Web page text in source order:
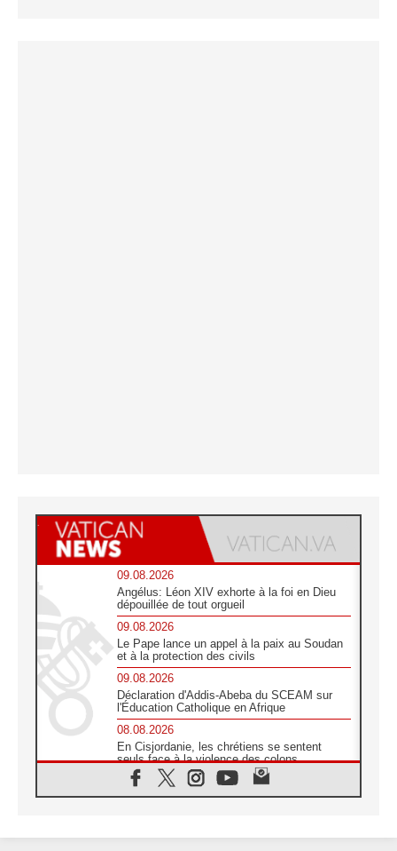
09.08.2026
Angélus: Léon XIV exhorte à la foi en Dieu
dépouillée de tout orgueil
09.08.2026
Le Pape lance un appel à la paix au Soudan
et à la protection des civils
09.08.2026
Déclaration d'Addis-Abeba du SCEAM sur
l'Éducation Catholique en Afrique
08.08.2026
En Cisjordanie, les chrétiens se sentent
seuls face à la violence des colons
08.08.2026
Léon XIV au sanctuaire de Notre Dame du